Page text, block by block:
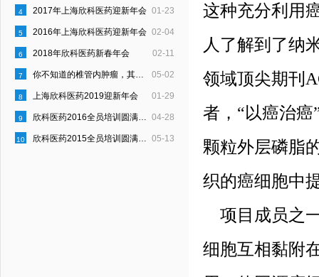
01-23
4 2017年上海欣科医药迎新年会
02-04
5 2016年上海欣科医药迎新年会
02-11
6 2018年欣科医药新春年会
05-02
7 你不知道的椎管内肿瘤，其实是这样的！
01-29
8 上海欣科医药2019迎新年会
04-28
9 欣科医药2016全员培训圆满结束
05-13
10 欣科医药2015全员培训圆满结束
这种充分利用
人了解到了纳
领域顶尖期刊
者，“以癌治
颗粒外层磷脂
织的癌细胞中
项目成员之
细胞互相黏附